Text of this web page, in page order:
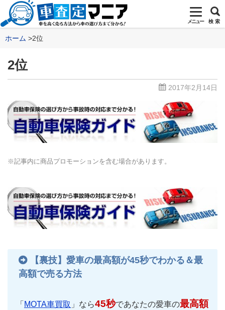
メニュー 検 索
ホーム 2位
2位
2017年2月14日
※記事内に商品プロモーションを含む場合があります。
【裏技】愛車の最高額が45秒でわかる＆最
高額で売る方法
「 MOTA車買取 」なら45秒であなたの愛車の最高額